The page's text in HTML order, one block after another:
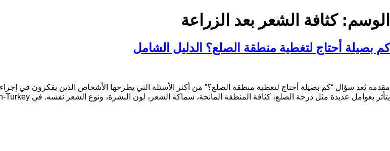
الوسم:كثافة الشعر بعد الزراعة
كم بصيلة أحتاج لتغطية منطقة الصلع؟ الدليل الشامل
مقدمة يُعد سؤال “كم بصيلة أحتاج لتغطية منطقة الصلع؟” من أكثر الأسئلة التي يطرحها الأشخاص الذين يفكرون في
يتأثر بعوامل عديدة مثل درجة الصلع، كثافة المنطقة المانحة، سماكة الشعر، لون البشرة، ونوع الشعر نفسه. في Hair-Transplantation-in-Turkey يتم تقييم كل حالة […]